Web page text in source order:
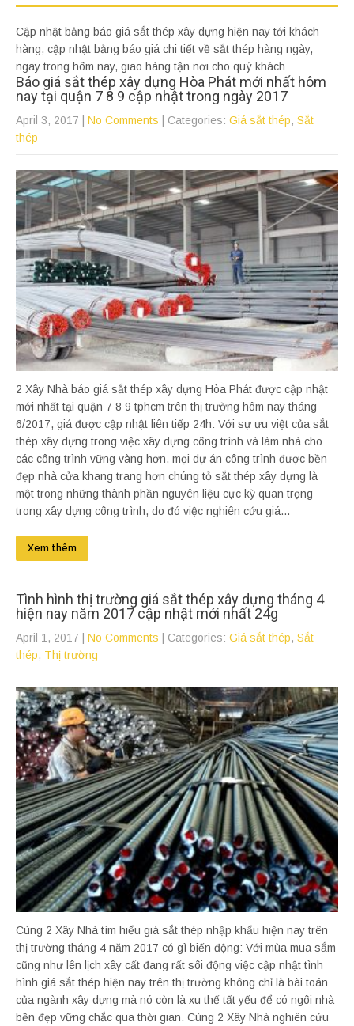
Cập nhật bảng báo giá sắt thép xây dựng hiện nay tới khách
hàng, cập nhật bảng báo giá chi tiết về sắt thép hàng ngày,
ngay trong hôm nay, giao hàng tận nơi cho quý khách
Báo giá sắt thép xây dựng Hòa Phát mới nhất hôm
nay tại quận 7 8 9 cập nhật trong ngày 2017
April 3, 2017 No Comments | Categories: Giá sắt thép, Sắt
thép
2 Xây Nhà báo giá sắt thép xây dựng Hòa Phát được cập nhật
mới nhất tại quận 7 8 9 tphcm trên thị trường hôm nay tháng
6/2017, giá được cập nhật liên tiếp 24h: Với sự ưu việt của sắt
thép xây dựng trong việc xây dựng công trình và làm nhà cho
các công trình vững vàng hơn, mọi dự án công trình được bền
đẹp nhà cửa khang trang hơn chúng tỏ sắt thép xây dựng là
một trong những thành phần nguyên liệu cực kỳ quan trọng
trong xây dựng công trình, do đó việc nghiên cứu giá...
Xem thêm
Tình hình thị trường giá sắt thép xây dựng tháng 4
hiện nay năm 2017 cập nhật mới nhất 24g
April 1, 2017 No Comments | Categories: Giá sắt thép, Sắt
thép, Thị trường
Cùng 2 Xây Nhà tìm hiểu giá sắt thép nhập khẩu hiện nay trên
thị trường tháng 4 năm 2017 có gì biến động: Với mùa mua sắm
cũng như lên lịch xây cất đang rất sôi động việc cập nhật tình
hình giá sắt thép hiện nay trên thị trường không chỉ là bài toán
của ngành xây dựng mà nó còn là xu thế tất yếu để có ngôi nhà
bền đẹp vững chắc qua thời gian. Cùng 2 Xây Nhà nghiên cứu